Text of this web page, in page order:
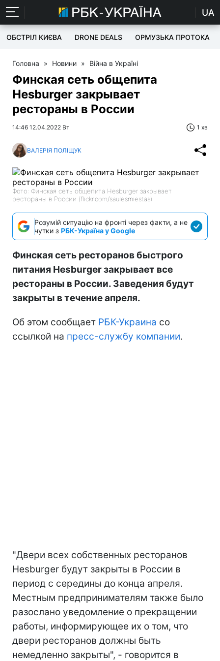
UA
ОБСТРІЛ КИЄВА DRONE DEALS ОРМУЗЬКА ПРОТОКА
Головна » Новини » Війна в Україні
Финская сеть общепита
Hesburger закрывает
рестораны в России
14:46 12.04.2022 Вт 1 хв
ВАЛЕРІЯ ПОЛІЩУК
Фото: Финская сеть общепита Hesburger закрывает
рестораны в России (flickr.com/saulesmiestas)
Розумій ситуацію на фронті через факти, а не
чутки з РБК-Україна у Google
Финская сеть ресторанов быстрого
питания Hesburger закрывает все
рестораны в России. Заведения будут
закрыты в течение апреля.
Об этом сообщает РБК-Украина со
ссылкой на пресс-службу компании.
"Двери всех собственных ресторанов
Hesburger будут закрыты в России в
период с середины до конца апреля.
Местным предпринимателям также было
разослано уведомление о прекращении
работы, информирующее их о том, что
двери ресторанов должны быть
немедленно закрыты", - говорится в